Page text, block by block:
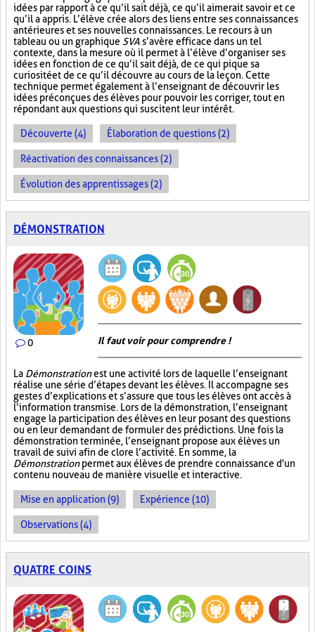
idées par rapport à ce qu’il sait déjà, ce qu’il aimerait savoir et ce
qu’il a appris. L’élève crée alors des liens entre ses connaissances
antérieures et ses nouvelles connaissances. Le recours à un
tableau ou un graphique SVA s’avère efficace dans un tel
contexte, dans la mesure où il permet à l’élève d’organiser ses
idées en fonction de ce qu’il sait déjà, de ce qui pique sa
curiosité et de ce qu’il découvre au cours de la leçon. Cette
technique permet également à l’enseignant de découvrir les
idées préconçues des élèves pour pouvoir les corriger, tout en
répondant aux questions qui suscitent leur intérêt.
Découverte (4) Élaboration de questions (2)
Réactivation des connaissances (2)
Évolution des apprentissages (2)
DÉMONSTRATION
0 Il faut voir pour comprendre !
La Démonstrationest une activité lors de laquelle l’enseignant
réalise une série d’étapes devant les élèves. Il accompagne ses
gestes d’explications et s’assure que tous les élèves ont accès à
l’information transmise. Lors de la démonstration, l’enseignant
engage la participation des élèves en leur posant des questions
ou en leur demandant de formuler des prédictions. Une fois la
démonstration terminée, l’enseignant propose aux élèves un
travail de suivi afin de clore l’activité. En somme, la
Démonstrationpermet aux élèves de prendre connaissance d'un
contenu nouveau de manière visuelle et interactive.
Mise en application (9) Expérience (10)
Observations (4)
QUATRE COINS